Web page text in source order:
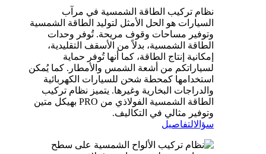
نظام تركيب الطاقة الشمسية في مرآب
السيارات هو الحل الأمثل لتوليد الطاقة الشمسية
وتوفير مساحات وقوف مريحة. تُوفر وحدات
الطاقة الشمسية، بدلاً من الأسقف التقليدية،
إمكانية إنتاج الطاقة، كما أنها تُوفر حماية
لسياراتكم من أشعة الشمس والأمطار. كما يُمكن
استخدامها كمحطة شحن للسيارات الكهربائية
والدراجات البخارية وغيرها. يتميز نظام تركيب
الطاقة الشمسية الفولاذي من PRO بهيكل متين
وتوفير مثالي في التكاليف.
سؤالالتفاصيل